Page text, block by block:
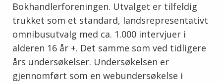
Bokhandlerforeningen. Utvalget er tilfeldig
trukket som et standard, landsrepresentativt
omnibusutvalg med ca. 1.000 intervjuer i
alderen 16 år +. Det samme som ved tidligere
års undersøkelser. Undersøkelsen er
gjennomført som en webundersøkelse i